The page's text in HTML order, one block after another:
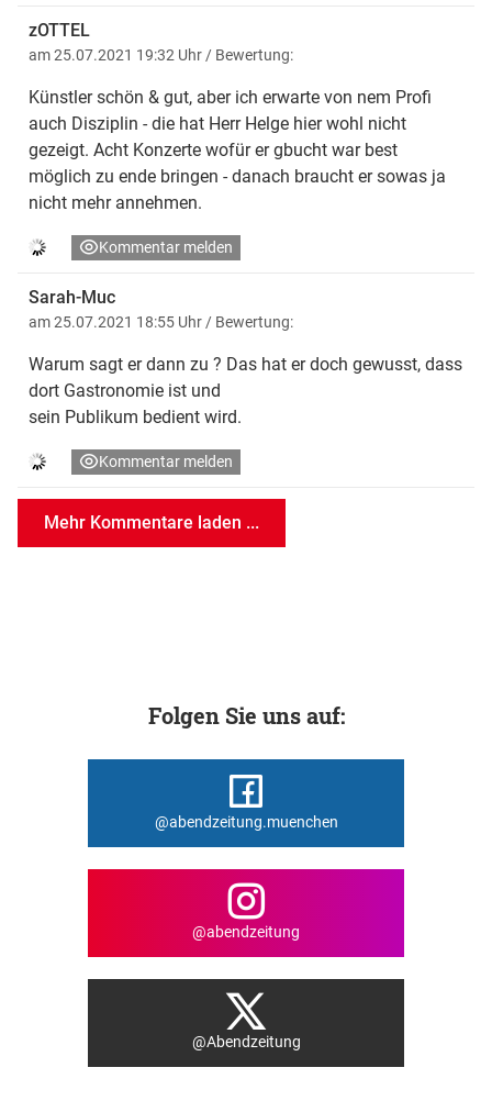
zOTTEL
am 25.07.2021 19:32 Uhr / Bewertung:
Künstler schön & gut, aber ich erwarte von nem Profi
auch Disziplin - die hat Herr Helge hier wohl nicht
gezeigt. Acht Konzerte wofür er gbucht war best
möglich zu ende bringen - danach braucht er sowas ja
nicht mehr annehmen.
Kommentar melden
Sarah-Muc
am 25.07.2021 18:55 Uhr / Bewertung:
Warum sagt er dann zu ? Das hat er doch gewusst, dass
dort Gastronomie ist und
sein Publikum bedient wird.
Kommentar melden
Mehr Kommentare laden ...
Folgen Sie uns auf:
@abendzeitung.muenchen
@abendzeitung
@Abendzeitung